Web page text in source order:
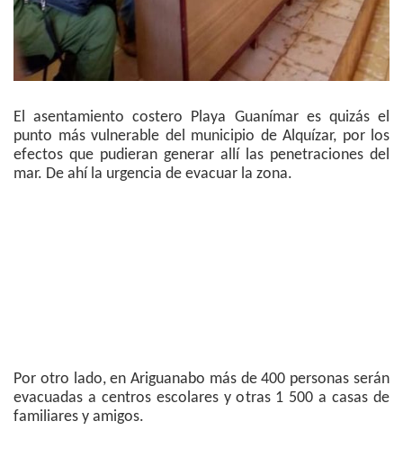
El asentamiento costero Playa Guanímar es quizás el
punto más vulnerable del municipio de Alquízar, por los
efectos que pudieran generar allí las penetraciones del
mar. De ahí la urgencia de evacuar la zona.
Por otro lado, en Ariguanabo más de 400 personas serán
evacuadas a centros escolares y otras 1 500 a casas de
familiares y amigos.